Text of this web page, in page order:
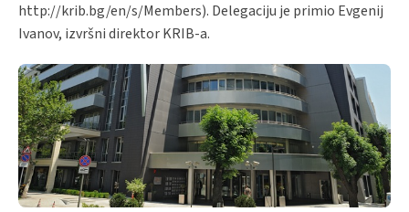
http://krib.bg/en/s/Members). Delegaciju je primio Evgenij
Ivanov, izvršni direktor KRIB-a.